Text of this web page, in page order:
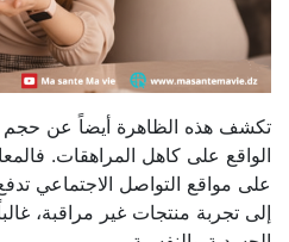
تكشف هذه الظاهرة أيضاً عن حجم
الواقع على كاهل المراهقات.
على مواقع التواصل الاجتماعي
إلى تجربة منتجات غير مراقبة،